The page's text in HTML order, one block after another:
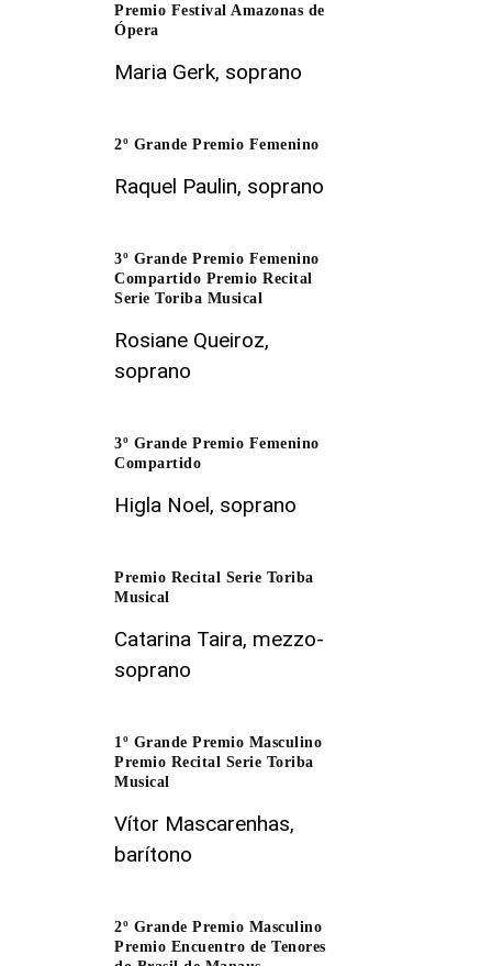
Premio Festival Amazonas de
Ópera
Maria Gerk, soprano
2º Grande Premio Femenino
Raquel Paulin, soprano
3º Grande Premio Femenino
Compartido Premio Recital
Serie Toriba Musical
Rosiane Queiroz,
soprano
3º Grande Premio Femenino
Compartido
Higla Noel, soprano
Premio Recital Serie Toriba
Musical
Catarina Taira, mezzo-
soprano
1º Grande Premio Masculino
Premio Recital Serie Toriba
Musical
Vítor Mascarenhas,
barítono
2º Grande Premio Masculino
Premio Encuentro de Tenores